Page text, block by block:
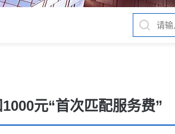
元“首次匹配服务费”